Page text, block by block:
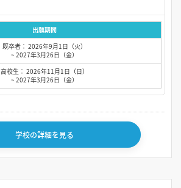
出願期間
既卒者： 2026年9月1日（火）
~ 2027年3月26日（金）
高校生： 2026年11月1日（日）
~ 2027年3月26日（金）
学校の詳細を見る